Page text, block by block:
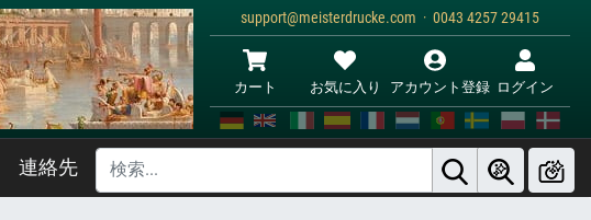
support@meisterdrucke.com · 0043 4257 29415
カート お気に入り アカウント登録 ログイン
連絡先